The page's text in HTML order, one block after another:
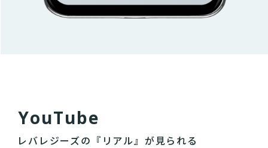
YouTube
レバレジーズの『リアル』が見られる